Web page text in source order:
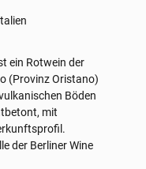
ein Rotwein der
(Provinz Oristano)
Böden
mit
der Berliner Wine